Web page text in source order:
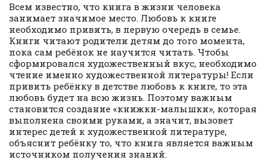
Всем известно, что книга в жизни человека
занимает значимое место. Любовь к книге
необходимо привить, в первую очередь в семье.
Книги читают родители детям до того момента,
пока сам ребёнок не научится читать. Чтобы
сформировался художественный вкус, необходимо
чтение именно художественной литературы! Если
привить ребёнку в детстве любовь к книге, то эта
любовь будет на всю жизнь. Поэтому важным
становится создание «книжки-малышки», которая
выполнена своими руками, а значит, вызовет
интерес детей к художественной литературе,
объяснит ребёнку то, что книга является важным
источником получения знаний.